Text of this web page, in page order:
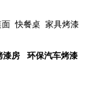
快餐桌 家具烤漆
漆房 环保汽车烤漆